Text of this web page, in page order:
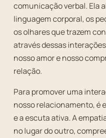
comunicação verbal. Ela
linguagem corporal, os
os olhares que trazem
através dessas
nosso amor e nosso
relação.
Para promover uma
nosso relacionamento, é
e a escuta ativa. A
no lugar do outro,